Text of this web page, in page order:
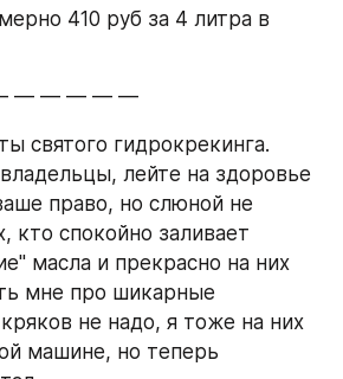
410 руб за 4 литра в
— — — — —
святого гидрокрекинга.
лейте на здоровье
право, но слюной не
кто спокойно заливает
масла и прекрасно на них
мне про шикарные
не надо, я тоже на них
машине, но теперь